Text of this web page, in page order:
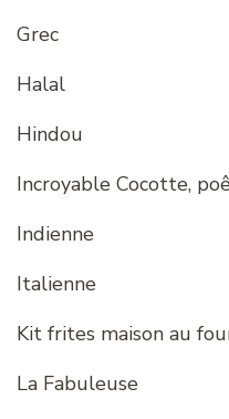
Grec
Halal
Hindou
Incroyable Cocotte,
Indienne
Italienne
Kit frites maison au
La Fabuleuse